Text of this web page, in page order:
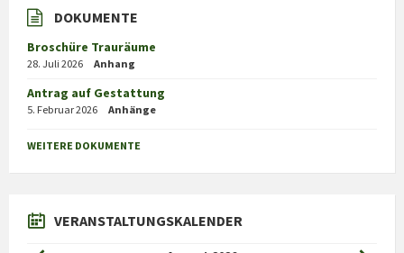
DOKUMENTE
Broschüre Trauräume
28. Juli 2026 Anhang
Antrag auf Gestattung
5. Februar 2026 Anhänge
WEITERE DOKUMENTE
VERANSTALTUNGSKALENDER